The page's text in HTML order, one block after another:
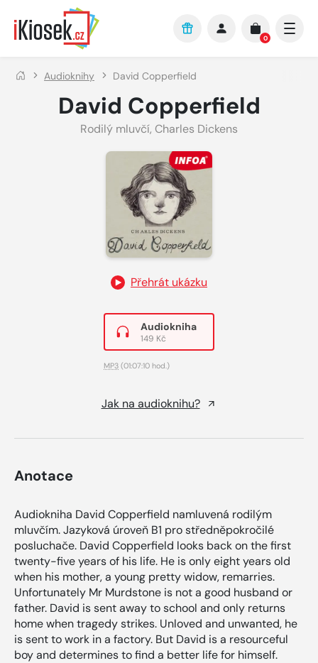
Přejít na hlavní obsah
0
Audioknihy David Copperfield
David Copperfield
Rodilý mluvčí, Charles Dickens
Přehrát ukázku
Audiokniha
149 Kč
MP3 (01:07:10 hod.)
Jak na audioknihu?
Anotace
Audiokniha David Copperfield namluvená rodilým
mluvčím. Jazyková úroveň B1 pro středněpokročilé
posluchače. David Copperfield looks back on the first
twenty-five years of his life. He is only eight years old
when his mother, a young pretty widow, remarries.
Unfortunately Mr Murdstone is not a good husband or
father. David is sent away to school and only returns
home when tragedy strikes. Unloved and unwanted, he
is sent to work in a factory. But David is a resourceful
boy and determines to find a better life for himself.